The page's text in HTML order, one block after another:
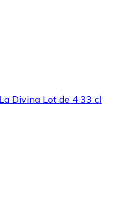
Divina Lot de 4 33 cl